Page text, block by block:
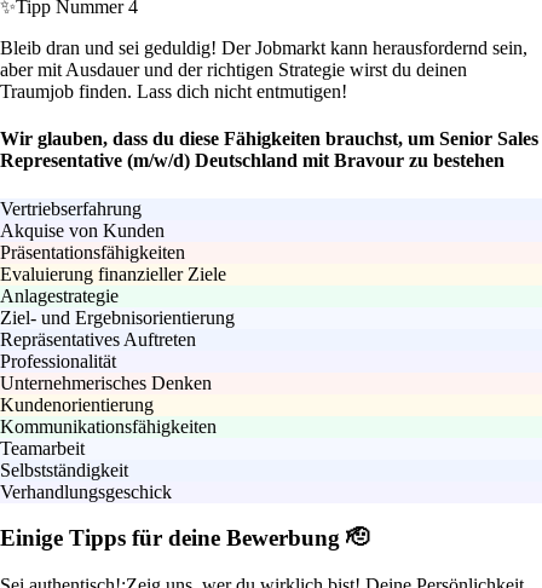
✨Tipp Nummer 4
Bleib dran und sei geduldig! Der Jobmarkt kann herausfordernd sein,
aber mit Ausdauer und der richtigen Strategie wirst du deinen
Traumjob finden. Lass dich nicht entmutigen!
Wir glauben, dass du diese Fähigkeiten brauchst, um Senior Sales
Representative (m/w/d) Deutschland mit Bravour zu bestehen
Vertriebserfahrung
Akquise von Kunden
Präsentationsfähigkeiten
Evaluierung finanzieller Ziele
Anlagestrategie
Ziel- und Ergebnisorientierung
Repräsentatives Auftreten
Professionalität
Unternehmerisches Denken
Kundenorientierung
Kommunikationsfähigkeiten
Teamarbeit
Selbstständigkeit
Verhandlungsgeschick
Einige Tipps für deine Bewerbung 🫡